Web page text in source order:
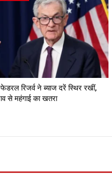
रिजर्व ने ब्याज दरें स्थिर रखीं,
से महंगाई का खतरा